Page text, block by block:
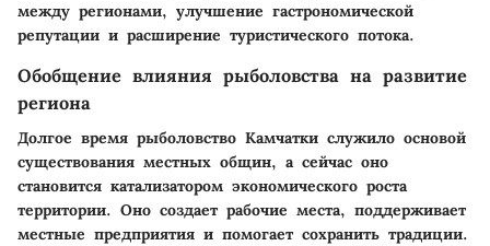
между регионами, улучшение гастрономической
репутации и расширение туристического потока.
Обобщение влияния рыболовства на развитие
региона
Долгое время рыболовство Камчатки служило основой
существования местных общин, а сейчас оно
становится катализатором экономического роста
территории. Оно создает рабочие места, поддерживает
местные предприятия и помогает сохранить традиции.